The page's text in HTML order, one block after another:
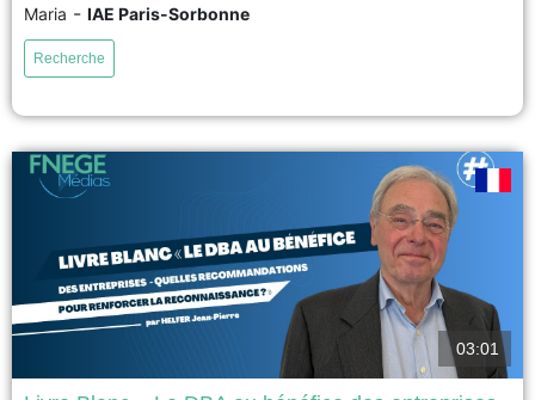
tournant dans l’écosystème publicitaire numérique. Cette recherche
explore les alternatives envisagées par les acteurs du secteur face à ce
bouleversement : exploitation des données first-party, ciblage contextuel,
voir
Maria - IAE Paris-Sorbonne
Recherche
03:01